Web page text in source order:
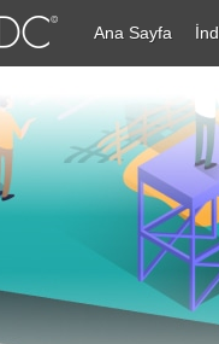
Ana Sayfa